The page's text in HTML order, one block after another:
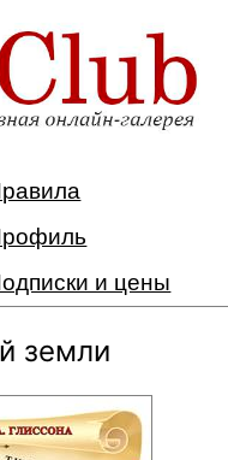
и цены
земли